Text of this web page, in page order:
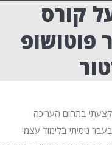
קורס
פוטושופ
התמקצעתי בתחום העריכה
ניסיתי בלימוד עצמי